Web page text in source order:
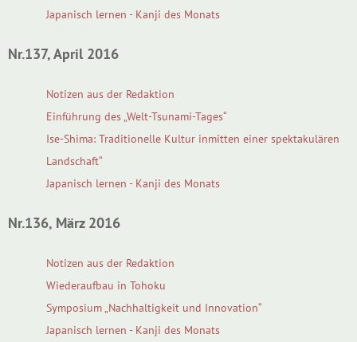
Japanisch lernen - Kanji des Monats
Nr.137, April 2016
Notizen aus der Redaktion
Einführung des „Welt-Tsunami-Tages“
Ise-Shima: Traditionelle Kultur inmitten einer spektakulären
Landschaft“
Japanisch lernen - Kanji des Monats
Nr.136, März 2016
Notizen aus der Redaktion
Wiederaufbau in Tohoku
Symposium „Nachhaltigkeit und Innovation“
Japanisch lernen - Kanji des Monats